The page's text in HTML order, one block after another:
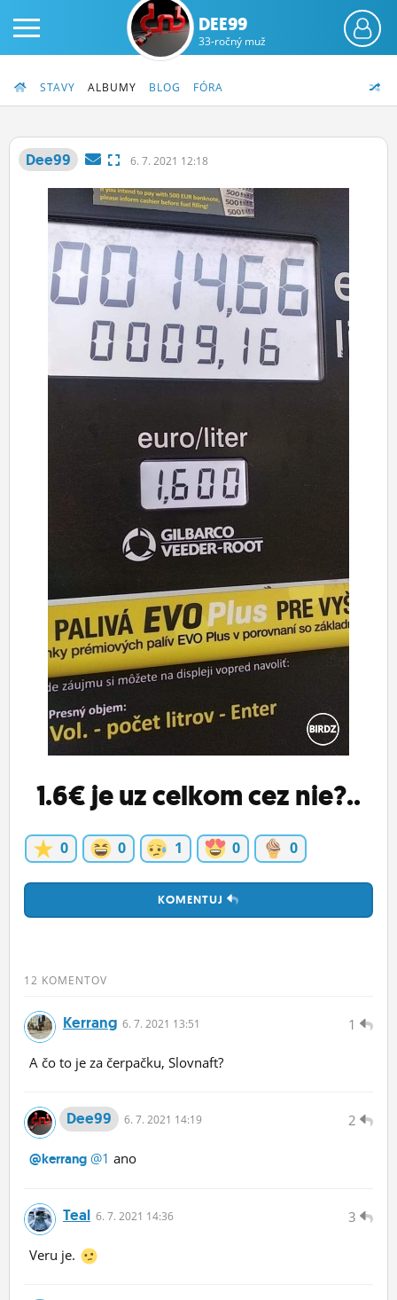
PRIHLÁS SA
ČINŽIAK
FÓRUM
STATUSY
BLOGY
OBRÁZKY
MÔJ PROFIL
NASTAVENIA
ROLETA
DEE99
33-ročný muž
STAVY ALBUMY BLOG FÓRA
Dee99 6. 7. 2021 12:18
1.6€ je uz celkom cez nie?..
0 0 1 0 0
KOMENTUJ
12 KOMENTOV
1
Kerrang 6. 7. 2021 13:51
A čo to je za čerpačku, Slovnaft?
2
Dee99 6. 7. 2021 14:19
@kerrang @1 ano
3
Teal 6. 7. 2021 14:36
Veru je.